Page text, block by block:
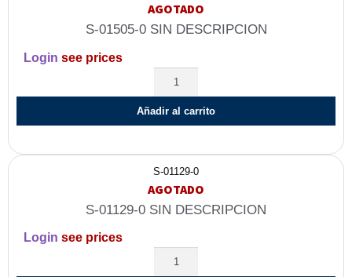
AGOTADO
S-01505-0 SIN DESCRIPCION
Login see prices
Añadir al carrito
S-01129-0
AGOTADO
S-01129-0 SIN DESCRIPCION
Login see prices